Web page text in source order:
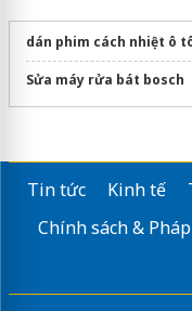
dán phim cách nhiệt ô
Sửa máy rửa bát bosch
Tin tức Kinh tế
Chính sách &